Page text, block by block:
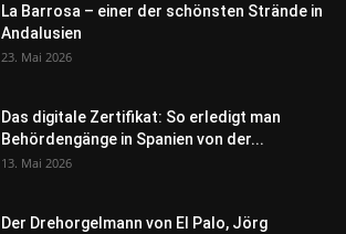
La Barrosa – einer der schönsten Strände in
Andalusien
23. Mai 2026
Das digitale Zertifikat: So erledigt man
Behördengänge in Spanien von der...
13. Mai 2026
Der Drehorgelmann von El Palo, Jörg